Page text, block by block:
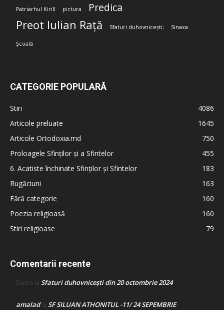
Patriarhul Kirill pictura Predica
Preot Iulian Rață Sfaturi duhovnicești; Sinaxa
Școală
CATEGORIE POPULARĂ
Stiri
4086
Articole preluate
1645
Articole Ortodoxia.md
750
Proloagele Sfinților și a Sfintelor
455
6. Acatiste închinate Sfinților și Sfintelor
183
Rugăciuni
163
Fără categorie
160
Poezia religioasă
160
Stiri religioase
79
Comentarii recente
Doina la Sfaturi duhovnicești din 20 octombrie 2024
amaladla SF SILUAN ATHONITUL -11/ 24 SEPEMBRIE